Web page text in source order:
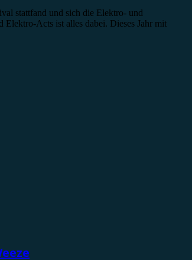
stattfand und sich die Elektro- und
Elektro-Acts ist alles dabei. Dieses Jahr mit